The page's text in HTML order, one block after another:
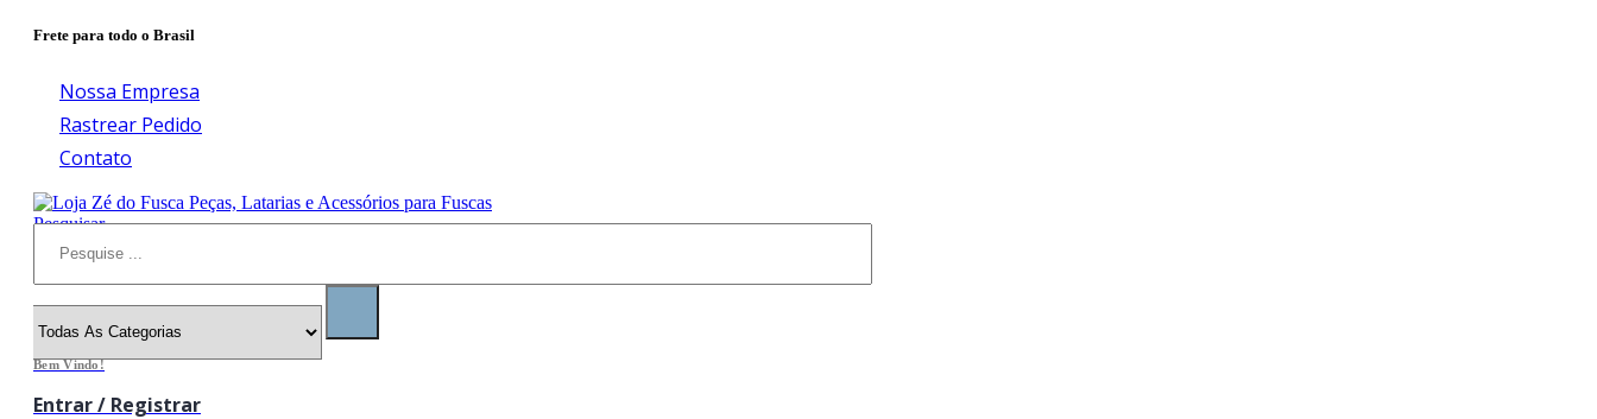
Frete para todo o Brasil
Nossa Empresa
Rastrear Pedido
Contato
Pesquisar
Bem Vindo!
Entrar / Registrar